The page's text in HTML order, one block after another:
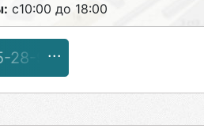
с10:00 до 18:00
28-95